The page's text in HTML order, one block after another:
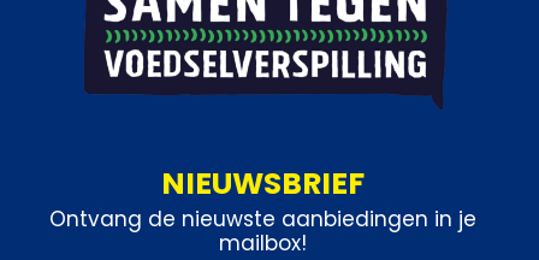
NIEUWSBRIEF
Ontvang de nieuwste aanbiedingen in je
mailbox!